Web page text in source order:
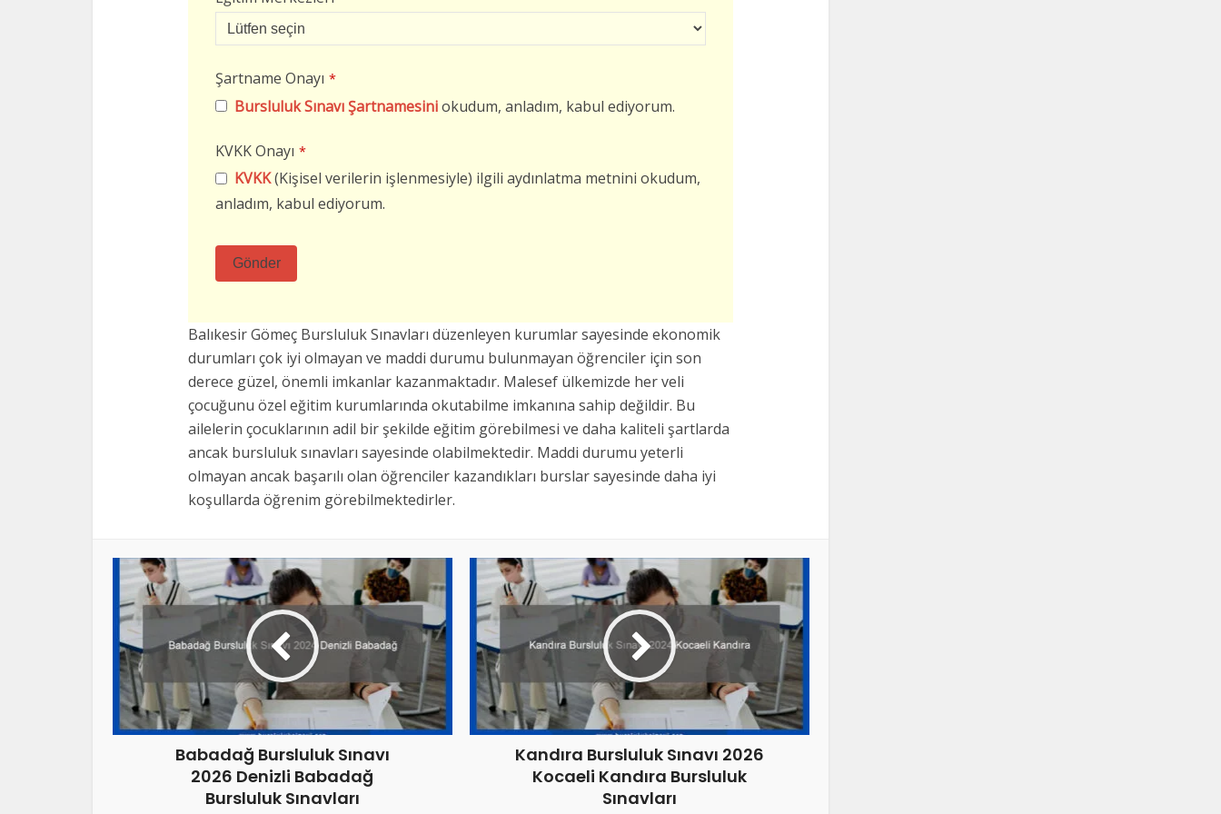
Şartname Onayı *
Bursluluk Sınavı Şartnamesiniokudum, anladım, kabul ediyorum.
KVKK Onayı *
KVKK(Kişisel verilerin işlenmesiyle) ilgili aydınlatma metnini okudum,
anladım, kabul ediyorum.
Gönder
alan
boş
bırakılmalıdır
Balıkesir Gömeç Bursluluk Sınavları düzenleyen kurumlar sayesinde ekonomik
durumları çok iyi olmayan ve maddi durumu bulunmayan öğrenciler için son
derece güzel, önemli imkanlar kazanmaktadır. Malesef ülkemizde her veli
çocuğunu özel eğitim kurumlarında okutabilme imkanına sahip değildir. Bu
ailelerin çocuklarının adil bir şekilde eğitim görebilmesi ve daha kaliteli şartlarda
ancak bursluluk sınavları sayesinde olabilmektedir. Maddi durumu yeterli
olmayan ancak başarılı olan öğrenciler kazandıkları burslar sayesinde daha iyi
koşullarda öğrenim görebilmektedirler.
Babadağ Bursluluk Sınavı
2026 Denizli Babadağ
Bursluluk Sınavları
Kandıra Bursluluk Sınavı 2026
Kocaeli Kandıra Bursluluk
Sınavları